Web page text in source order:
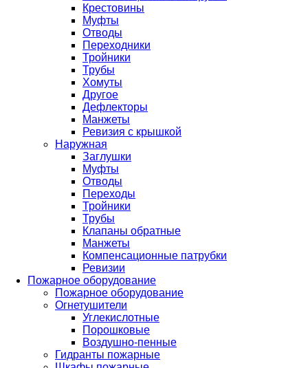
Крестовины
Муфты
Отводы
Переходники
Тройники
Трубы
Хомуты
Другое
Дефлекторы
Манжеты
Ревизия с крышкой
Наружная
Заглушки
Муфты
Отводы
Переходы
Тройники
Трубы
Клапаны обратные
Манжеты
Компенсационные патрубки
Ревизии
Пожарное оборудование
Пожарное оборудование
Огнетушители
Углекислотные
Порошковые
Воздушно-пенные
Гидранты пожарные